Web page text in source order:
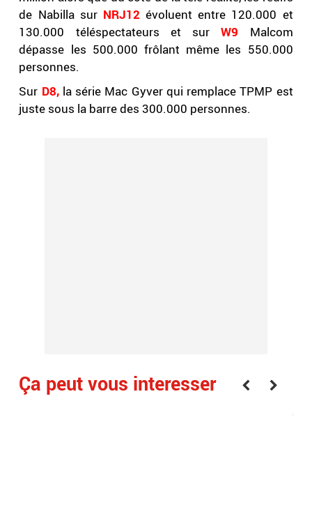
de Nabilla sur NRJ12 évoluent entre 120.000 et
130.000 téléspectateurs et surW9 Malcom
dépasse les 500.000 frôlant même les 550.000
personnes.
Sur D8,la série Mac Gyver qui remplace TPMP est
juste sous la barre des 300.000 personnes.
Ça peut vous interesser